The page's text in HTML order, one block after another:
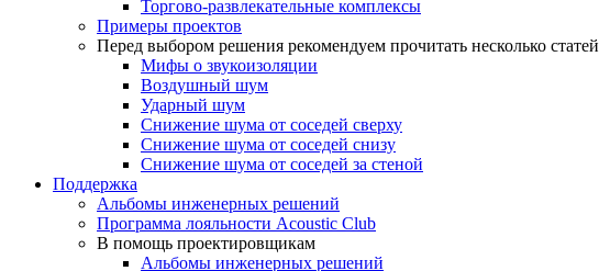
Торгово-развлекательные комплексы
Примеры проектов
Перед выбором решения рекомендуем прочитать несколько статей
Мифы о звукоизоляции
Воздушный шум
Ударный шум
Снижение шума от соседей сверху
Снижение шума от соседей снизу
Снижение шума от соседей за стеной
Поддержка
Альбомы инженерных решений
Программа лояльности Acoustic Club
В помощь проектировщикам
Альбомы инженерных решений